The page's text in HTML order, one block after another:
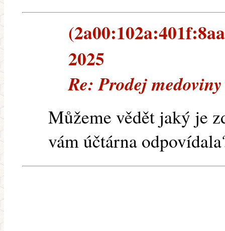
2025
Re: Prodej
Můžeme vědět jaký je
vám účtárna